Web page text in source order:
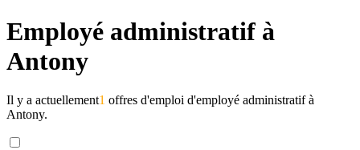
Employé administratif à
Antony
Il y a actuellement1 offres d'emploi d'employé administratif à
Antony.